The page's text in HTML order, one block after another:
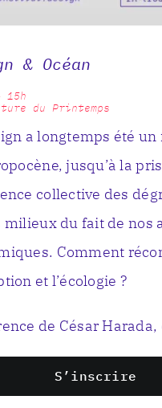
& Océan
15h
du Printemps
a longtemps été un
jusqu’à la
collective des
milieux du fait de nos
Comment
et l’écologie ?
de César Harada,
S’inscrire